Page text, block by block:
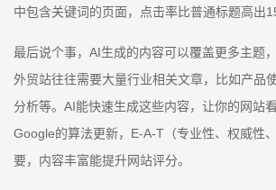
中包含关键词的页面，点击率比普通标题高出
最后说个事，AI生成的内容可以覆盖更多主题
外贸站往往需要大量行业相关文章，比如产品
分析等。AI能快速生成这些内容，让你的网站
Google的算法更新，E-A-T（专业性、权威性
要，内容丰富能提升网站评分。